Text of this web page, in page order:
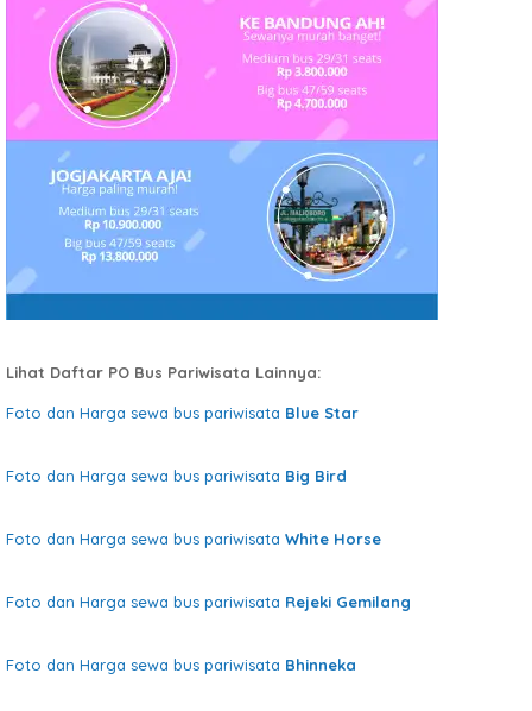
Lihat Daftar PO Bus Pariwisata Lainnya:
Foto dan Harga sewa bus pariwisata Blue Star
Foto dan Harga sewa bus pariwisata Big Bird
Foto dan Harga sewa bus pariwisata White Horse
Foto dan Harga sewa bus pariwisata Rejeki Gemilang
Foto dan Harga sewa bus pariwisata Bhinneka